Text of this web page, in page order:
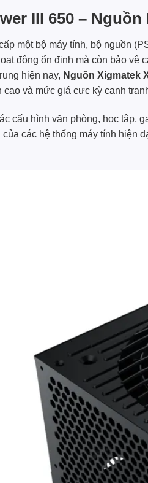
III 650 –
một bộ máy tính, bộ nguồn
động ổn định mà còn bảo
hiện nay, Nguồn Xigmatek
cao và mức giá cực kỳ cạnh
cấu hình văn phòng, học tập,
của các hệ thống máy tính